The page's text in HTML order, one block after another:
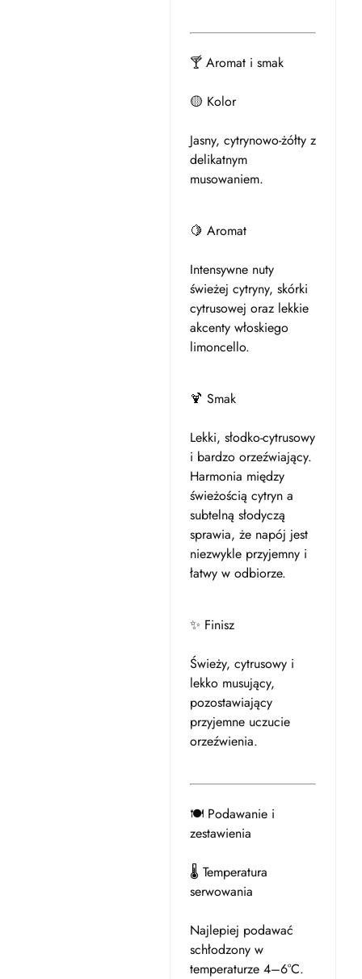
🍸 Aromat i smak
🟡 Kolor
Jasny, cytrynowo-żółty z
delikatnym
musowaniem.
🍋 Aromat
Intensywne nuty
świeżej cytryny, skórki
cytrusowej oraz lekkie
akcenty włoskiego
limoncello.
🍹 Smak
Lekki, słodko-cytrusowy
i bardzo orzeźwiający.
Harmonia między
świeżością cytryn a
subtelną słodyczą
sprawia, że napój jest
niezwykle przyjemny i
łatwy w odbiorze.
✨ Finisz
Świeży, cytrusowy i
lekko musujący,
pozostawiający
przyjemne uczucie
orzeźwienia.
🍽️ Podawanie i
zestawienia
🌡️ Temperatura
serwowania
Najlepiej podawać
schłodzony w
temperaturze 4–6°C.